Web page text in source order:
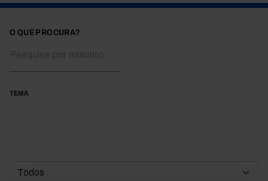
O QUE PROCURA?
TEMA